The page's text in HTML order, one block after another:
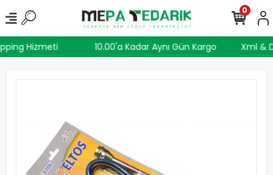
Hizmeti 10.00'a Kadar Aynı Gün Kargo Xml
0